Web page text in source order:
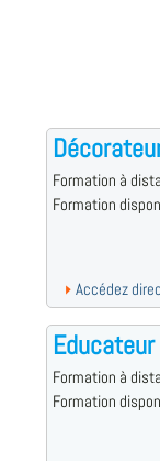
Formation à
Formation
Accédez
Formation à
Formation